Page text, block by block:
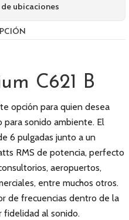
ubicaciones
C621 B
opción para quien desea
sonido ambiente. El
6 pulgadas junto a un
RMS de potencia, perfecto
aeropuertos,
entre muchos otros.
de frecuencias dentro de la
fidelidad al sonido.